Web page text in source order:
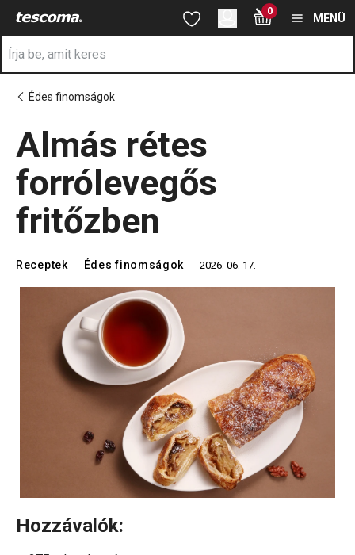
A Almás rétes forrólevegős fritőzben oldalon tartózkodik
Ugrás a fő tartalomhoz
Ugrás a kereséshez
Ugrás a navigációhoz 0
MENÜ
Édes finomságok
Almás rétes
forrólevegős
fritőzben
Receptek Édes finomságok 2026. 06. 17.
Hozzávalók: